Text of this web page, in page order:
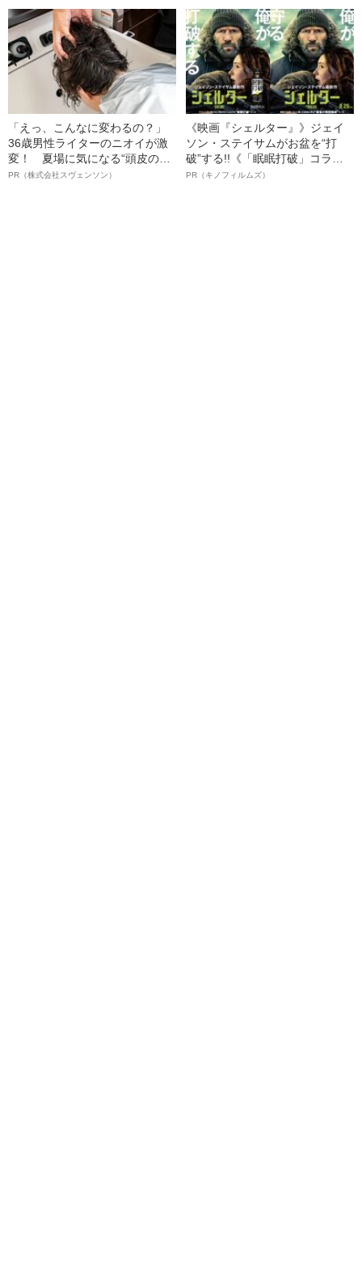
語る”《日本興収70億円突破》
「えっ、こんなに変わるの？」
36歳男性ライターのニオイが激
変！ 夏場に気になる“頭皮のニ
オイ”や“ベタつき”を解消す
PR（株式会社スヴェンソン）
《映画『シェルター』》ジェイ
ソン・ステイサムがお盆を“打
破”する!!《「眠眠打破」コラ
ボ》
PR（キノフィルムズ）